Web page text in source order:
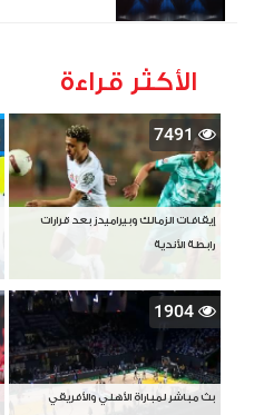
الأكثر قراءة
7491
إيقافات الزمالك وبيراميدز بعد قرارات
رابطة الأندية
1904
بث مباشر لمباراة الأهلي والأفريقي